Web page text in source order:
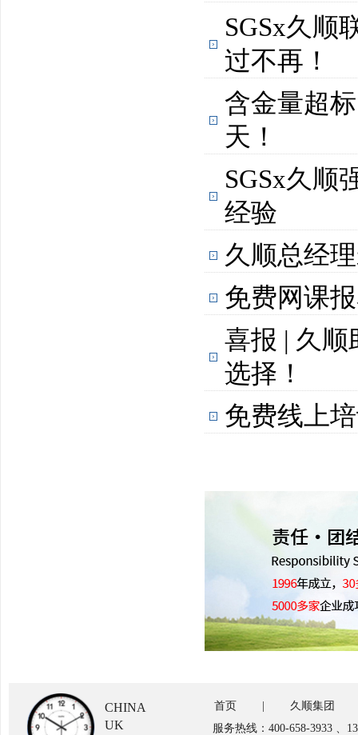
SGSx久顺
过不再！
含金量超
天！
SGSx久顺
经验
久顺总经
免费网课
喜报 | 久
选择！
免费线上
CHINA
UK
首页
久顺集团
服务热线：400-658-3933